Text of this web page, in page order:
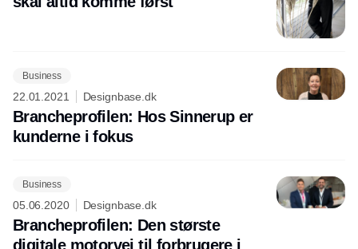
Business
22.01.2021 Designbase.dk
Brancheprofilen: Hos Sinnerup er
kunderne i fokus
Business
05.06.2020 Designbase.dk
Brancheprofilen: Den største
digitale motorvej til forbrugere i